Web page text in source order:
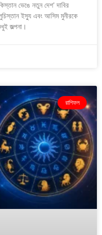
ভেঙে নতুন দেশ’ দাবির
ইস্যু এবং আসিম মুনীরকে
জল্পনা।
রাশিফল